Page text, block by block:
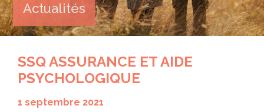
Actualités
SSQ ASSURANCE ET AIDE
PSYCHOLOGIQUE
1 septembre 2021